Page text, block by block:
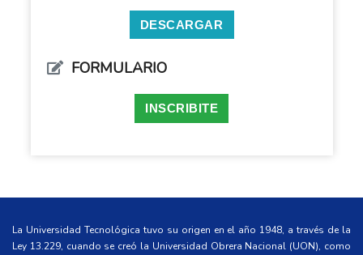
DESCARGAR
FORMULARIO
INSCRIBITE
La Universidad Tecnológica tuvo su origen en el año 1948, a través de la
Ley 13.229, cuando se creó la Universidad Obrera Nacional (UON), como